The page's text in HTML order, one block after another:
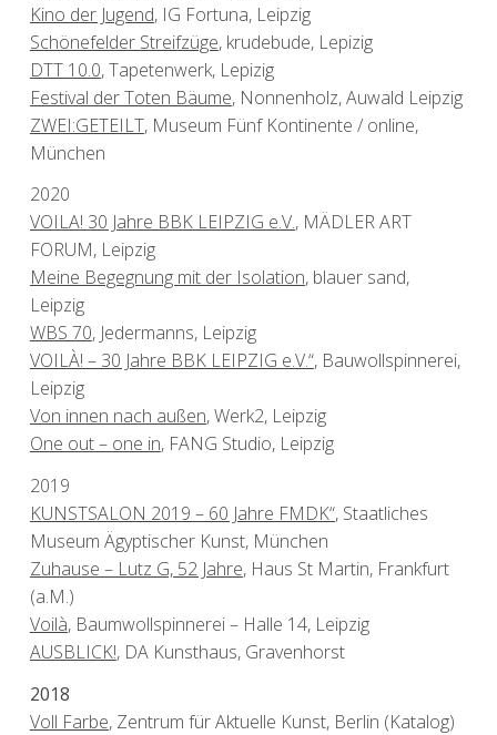
Kino der Jugend, IG Fortuna, Leipzig
Schönefelder Streifzüge, krudebude, Lepizig
DTT 10.0, Tapetenwerk, Lepizig
Festival der Toten Bäume, Nonnenholz, Auwald Leipzig
ZWEI:GETEILT, Museum Fünf Kontinente / online,
München
2020
VOILA! 30 Jahre BBK LEIPZIG e.V., MÄDLER ART
FORUM, Leipzig
Meine Begegnung mit der Isolation, blauer sand,
Leipzig
WBS 70, Jedermanns, Leipzig
VOILÀ! – 30 Jahre BBK LEIPZIG e.V.“, Bauwollspinnerei,
Leipzig
Von innen nach außen, Werk2, Leipzig
One out – one in, FANG Studio, Leipzig
2019
KUNSTSALON 2019 – 60 Jahre FMDK“, Staatliches
Museum Ägyptischer Kunst, München
Zuhause – Lutz G, 52 Jahre, Haus St Martin, Frankfurt
(a.M.)
Voilà, Baumwollspinnerei – Halle 14, Leipzig
AUSBLICK!, DA Kunsthaus, Gravenhorst
2018
Voll Farbe, Zentrum für Aktuelle Kunst, Berlin (Katalog)